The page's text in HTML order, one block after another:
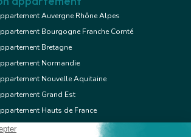
Auvergne Rhône Alpes
Bourgogne Franche Comté
Bretagne
Normandie
Nouvelle Aquitaine
Grand Est
Hauts de France
Ile de France